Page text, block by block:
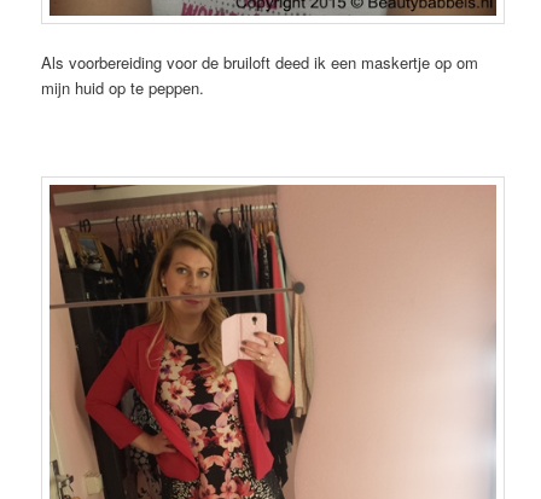
Als voorbereiding voor de bruiloft deed ik een maskertje op om
mijn huid op te peppen.